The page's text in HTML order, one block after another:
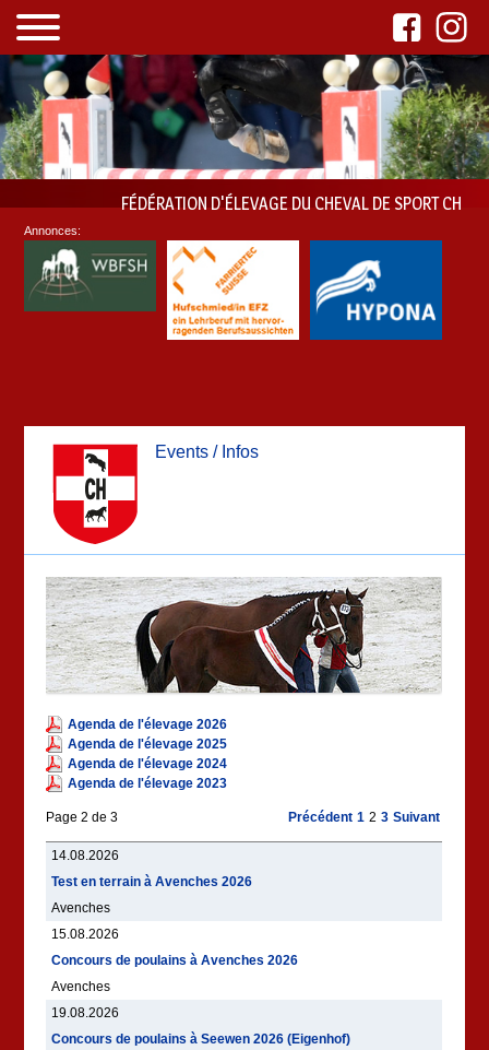
FÉDÉRATION D'ÉLEVAGE DU CHEVAL DE SPORT CH
Events / Infos
Agenda de l'élevage 2026
Agenda de l'élevage 2025
Agenda de l'élevage 2024
Agenda de l'élevage 2023
Page 2 de 3 Précédent 1 2 3 Suivant
14.08.2026
Test en terrain à Avenches 2026
Avenches
15.08.2026
Concours de poulains à Avenches 2026
Avenches
19.08.2026
Concours de poulains à Seewen 2026 (Eigenhof)
Annonces: